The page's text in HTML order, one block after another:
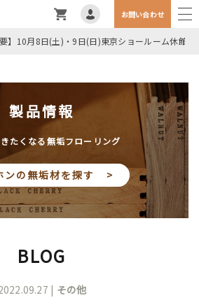
お問い合わせ
要】10月8日(土)・9日(日)東京ショールーム休館の
製品情報
たくなる無垢フローリング
ンの無垢材を探す >
BLOG
| その他